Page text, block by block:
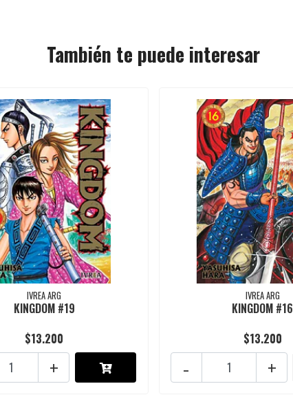
También te puede interesar
IVREA ARG
KINGDOM #19
$13.200
+
IVREA ARG
KINGDOM #16
$13.200
+
-